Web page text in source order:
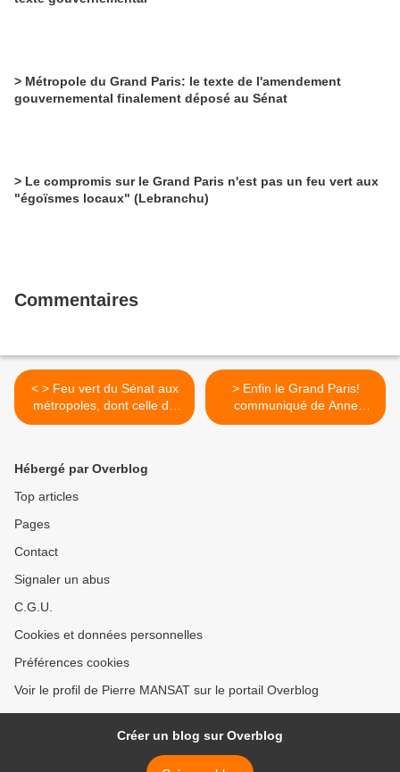
> Métropole du Grand Paris: le texte de l'amendement
gouvernemental finalement déposé au Sénat
> Le compromis sur le Grand Paris n'est pas un feu vert aux
"égoïsmes locaux" (Lebranchu)
Commentaires
< > Feu vert du Sénat aux
métropoles, dont celle du
Grand Paris
> Enfin le Grand Paris!
communiqué de Anne
Hidalgo >
Hébergé par Overblog
Top articles
Pages
Contact
Signaler un abus
C.G.U.
Cookies et données personnelles
Préférences cookies
Voir le profil de Pierre MANSAT sur le portail Overblog
Créer un blog sur Overblog